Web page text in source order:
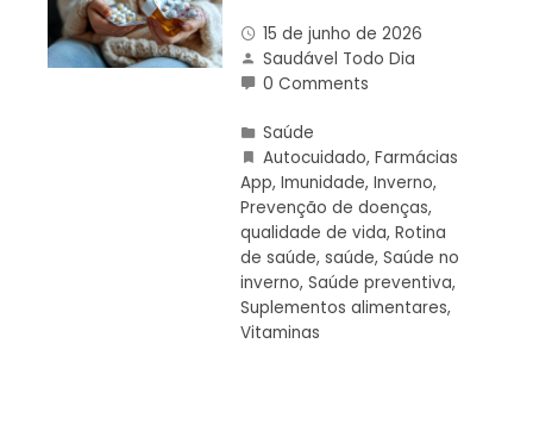
15 de junho de 2026
Saudável Todo Dia
0 Comments
Saúde
Autocuidado, Farmácias
App, Imunidade, Inverno,
Prevenção de doenças,
qualidade de vida, Rotina
de saúde, saúde, Saúde no
inverno, Saúde preventiva,
Suplementos alimentares,
Vitaminas